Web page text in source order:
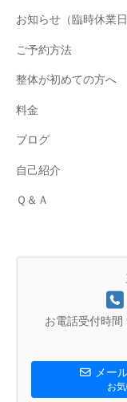
お知らせ（臨時休業日
ご予約方法
整体が初めての方へ
料金
ブログ
自己紹介
Ｑ＆Ａ
お電話受付時
メー
お